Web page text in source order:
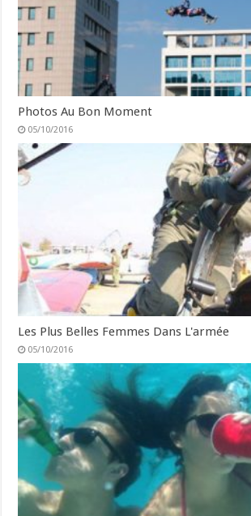
Photos Au Bon Moment
05/10/2016
Les Plus Belles Femmes Dans L'armée
05/10/2016